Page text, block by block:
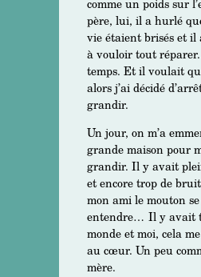
comme un poids sur
père, lui, il a hurlé
vie étaient brisés et il
à vouloir tout
temps. Et il voulait
alors j’ai décidé
grandir.
Un jour, on m’a
grande maison pour
grandir. Il y avait
et encore trop de
mon ami le mouton
entendre… Il y avait
monde et moi, cela
au cœur. Un peu
mère.